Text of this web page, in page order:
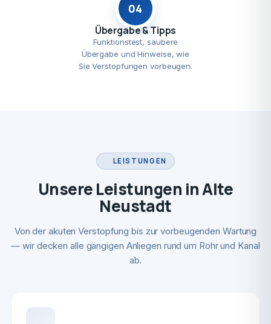
04
Übergabe & Tipps
Funktionstest, saubere
Übergabe und Hinweise, wie
Sie Verstopfungen vorbeugen.
LEISTUNGEN
Unsere Leistungen in Alte
Neustadt
Von der akuten Verstopfung bis zur vorbeugenden Wartung
— wir decken alle gängigen Anliegen rund um Rohr und Kanal
ab.